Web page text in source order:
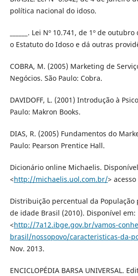
política nacional do idoso.
______. Lei Nº 10.741, de 1º de
o Estatuto do Idoso e dá outras
COBRA, M. (2005) Marketing de
Negócios. São Paulo: Cobra.
DAVIDOFF, L. (2001) Introdução à
Paulo: Makron Books.
DIAS, R. (2005) Fundamentos do
Paulo: Pearson Prentice Hall.
Dicionário online Michaelis.
<http://michaelis.uol.com.br/>
Distribuição percentual da
de idade Brasil (2010). Disponível em:
<http://7a12.ibge.gov.br/vamos-
brasil/nossopovo/caracteristicas-da-
Nov. 2013.
ENCICLOPÉDIA BARSA UNIVERSAL.